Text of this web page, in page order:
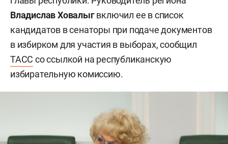
Владислав Ховалыгвключил ее в список
кандидатов в сенаторы при подаче документов
в избирком для участия в выборах, сообщил
ТАСС со ссылкой на республиканскую
избирательную комиссию.